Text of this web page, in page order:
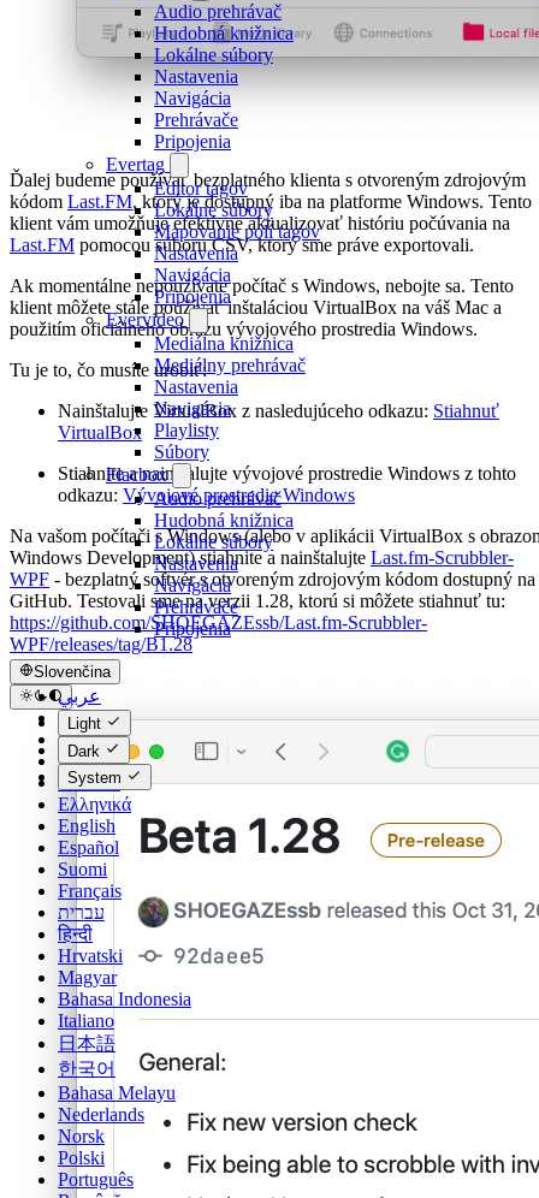
Audio prehrávač
Hudobná knižnica
Lokálne súbory
Nastavenia
Navigácia
Prehrávače
Pripojenia
Evertag
Editor tagov
Lokálne súbory
Mapovanie polí tagov
Nastavenia
Navigácia
Pripojenia
Evervideo
Mediálna knižnica
Mediálny prehrávač
Nastavenia
Navigácia
Playlisty
Súbory
Flacbox
Audio prehrávač
Hudobná knižnica
Lokálne súbory
Nastavenia
Navigácia
Prehrávače
Pripojenia
Slovenčina
عربي
Català
Čeština
Dansk
Deutsch
Ελληνικά
English
Español
Suomi
Français
עברית
हिन्दी
Hrvatski
Magyar
Bahasa Indonesia
Italiano
日本語
한국어
Bahasa Melayu
Nederlands
Norsk
Polski
Português
Light
Dark
System
Ďalej budeme používať bezplatného klienta s otvoreným zdrojovým
kódom Last.FM, ktorý je dostupný iba na platforme Windows. Tento
klient vám umožňuje efektívne aktualizovať históriu počúvania na
Last.FM pomocou súboru CSV, ktorý sme práve exportovali.
Ak momentálne nepoužívate počítač s Windows, nebojte sa. Tento
klient môžete stále používať inštaláciou VirtualBox na váš Mac a
použitím oficiálneho obrazu vývojového prostredia Windows.
Tu je to, čo musíte urobiť:
Nainštalujte VirtualBox z nasledujúceho odkazu: Stiahnuť
VirtualBox
Stiahnite a nainštalujte vývojové prostredie Windows z tohto
odkazu: Vývojové prostredie Windows
Na vašom počítači s Windows (alebo v aplikácii VirtualBox s
Windows Development) stiahnite a nainštalujte Last.fm-Scrubbler-
WPF - bezplatný softvér s otvoreným zdrojovým kódom dostupný na
GitHub. Testovali sme na verzii 1.28, ktorú si môžete stiahnuť tu:
https://github.com/SHOEGAZEssb/Last.fm-Scrubbler-
WPF/releases/tag/B1.28